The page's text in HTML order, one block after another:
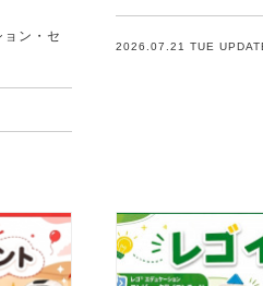
ン・セ
2026.07.21 TUE